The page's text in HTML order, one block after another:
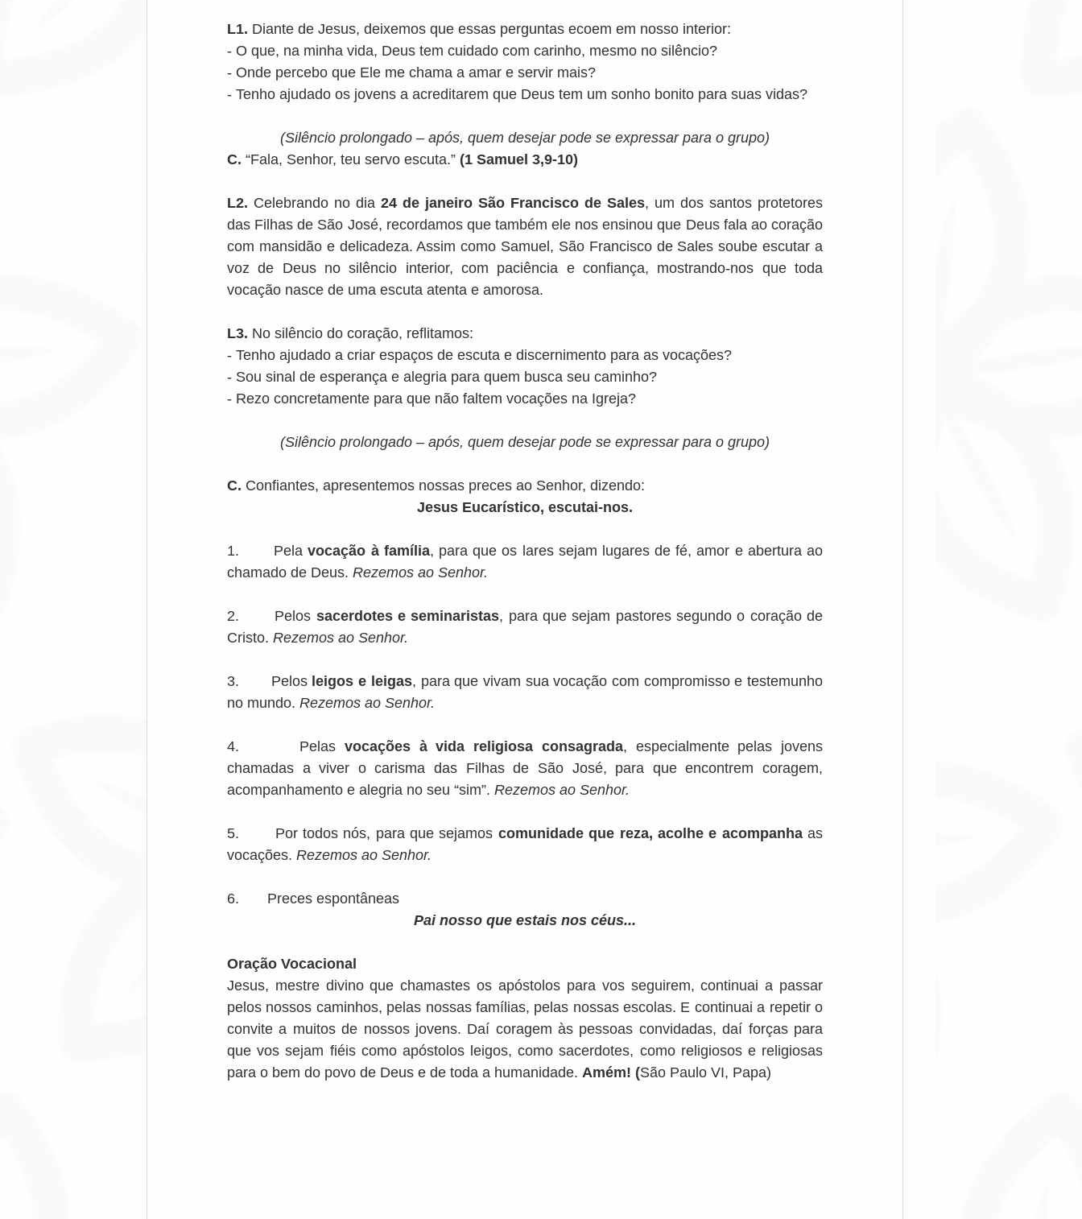
L1. Diante de Jesus, deixemos que essas perguntas ecoem em nosso interior:
- O que, na minha vida, Deus tem cuidado com carinho, mesmo no silêncio?
- Onde percebo que Ele me chama a amar e servir mais?
- Tenho ajudado os jovens a acreditarem que Deus tem um sonho bonito para suas vidas?
(Silêncio prolongado – após, quem desejar pode se expressar para o grupo)
C. “Fala, Senhor, teu servo escuta.” (1 Samuel 3,9-10)
L2. Celebrando no dia 24 de janeiro São Francisco de Sales, um dos santos protetores
das Filhas de São José, recordamos que também ele nos ensinou que Deus fala ao coração
com mansidão e delicadeza. Assim como Samuel, São Francisco de Sales soube escutar a
voz de Deus no silêncio interior, com paciência e confiança, mostrando-nos que toda
vocação nasce de uma escuta atenta e amorosa.
L3. No silêncio do coração, reflitamos:
- Tenho ajudado a criar espaços de escuta e discernimento para as vocações?
- Sou sinal de esperança e alegria para quem busca seu caminho?
- Rezo concretamente para que não faltem vocações na Igreja?
(Silêncio prolongado – após, quem desejar pode se expressar para o grupo)
C. Confiantes, apresentemos nossas preces ao Senhor, dizendo:
Jesus Eucarístico, escutai-nos.
1.       Pela vocação à família, para que os lares sejam lugares de fé, amor e abertura ao
chamado de Deus. Rezemos ao Senhor.
2.       Pelos sacerdotes e seminaristas, para que sejam pastores segundo o coração de
Cristo. Rezemos ao Senhor.
3.       Pelos leigos e leigas, para que vivam sua vocação com compromisso e testemunho
no mundo. Rezemos ao Senhor.
4.       Pelas vocações à vida religiosa consagrada, especialmente pelas jovens
chamadas a viver o carisma das Filhas de São José, para que encontrem coragem,
acompanhamento e alegria no seu “sim”. Rezemos ao Senhor.
5.       Por todos nós, para que sejamos comunidade que reza, acolhe e acompanha as
vocações. Rezemos ao Senhor.
6.       Preces espontâneas
Pai nosso que estais nos céus...
Oração Vocacional
Jesus, mestre divino que chamastes os apóstolos para vos seguirem, continuai a passar
pelos nossos caminhos, pelas nossas famílias, pelas nossas escolas. E continuai a repetir o
convite a muitos de nossos jovens. Daí coragem às pessoas convidadas, daí forças para
que vos sejam fiéis como apóstolos leigos, como sacerdotes, como religiosos e religiosas
para o bem do povo de Deus e de toda a humanidade. Amém! (São Paulo VI, Papa)